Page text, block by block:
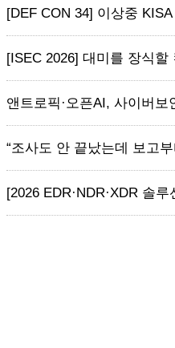
[DEF CON 34] 이상중 KISA
[ISEC 2026] 대미를 장식할
앤트로픽·오픈AI, 사이버
“조사도 안 끝났는데 보고
[2026 EDR·NDR·XDR 솔